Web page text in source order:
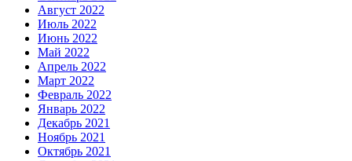
Август 2022
Июль 2022
Июнь 2022
Май 2022
Апрель 2022
Март 2022
Февраль 2022
Январь 2022
Декабрь 2021
Ноябрь 2021
Октябрь 2021